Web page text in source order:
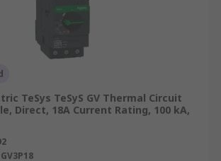
TeSys TeSyS GV Thermal Circuit
Direct, 18A Current Rating, 100 kA,
GV3P18